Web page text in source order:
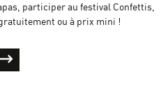
participer au festival Confettis,
ou à prix mini !